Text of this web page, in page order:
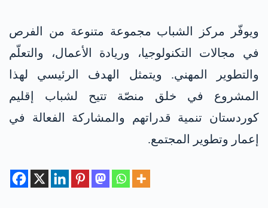
ويوفّر مركز الشباب مجموعة متنوعة من الفرص
في مجالات التكنولوجيا، وريادة الأعمال، والتعلّم
والتطوير المهني. ويتمثل الهدف الرئيسي لهذا
المشروع في خلق منصّة تتيح لشباب إقليم
كوردستان تنمية قدراتهم والمشاركة الفعالة في
إعمار وتطوير المجتمع.